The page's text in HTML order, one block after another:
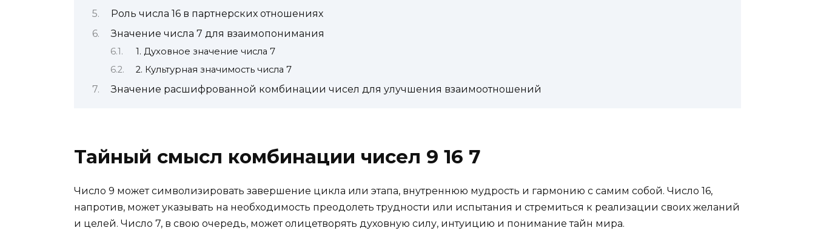
Роль числа 16 в партнерских отношениях
Значение числа 7 для взаимопонимания
1. Духовное значение числа 7
2. Культурная значимость числа 7
Значение расшифрованной комбинации чисел для улучшения взаимоотношений
Тайный смысл комбинации чисел 9 16 7
Число 9 может символизировать завершение цикла или этапа, внутреннюю мудрость и гармонию с самим собой. Число 16,
напротив, может указывать на необходимость преодолеть трудности или испытания и стремиться к реализации своих желаний
и целей. Число 7, в свою очередь, может олицетворять духовную силу, интуицию и понимание тайн мира.